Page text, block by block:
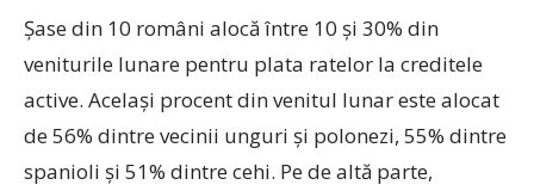
Șase din 10 români alocă între 10 și 30% din
veniturile lunare pentru plata ratelor la creditele
active. Acelaşi procent din venitul lunar este alocat
de 56% dintre vecinii unguri şi polonezi, 55% dintre
spanioli şi 51% dintre cehi. Pe de altă parte,